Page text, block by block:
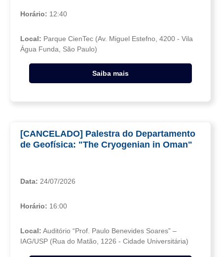
Horário: 12:40
Local: Parque CienTec (Av. Miguel Estefno, 4200 - Vila
Água Funda, São Paulo)
Saiba mais
[CANCELADO] Palestra do Departamento
de Geofísica: "The Cryogenian in Oman"
Data: 24/07/2026
Horário: 16:00
Local: Auditório “Prof. Paulo Benevides Soares” –
IAG/USP (Rua do Matão, 1226 - Cidade Universitária)